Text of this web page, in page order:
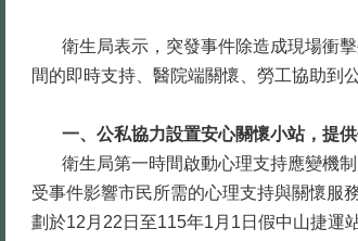
衛生局表示，突發事件除造成現場衝擊
間的即時支持、醫院端關懷、勞工協助到
一、公私協力設置安心關懷小站，提供
衛生局第一時間啟動心理支持應變機制
受事件影響市民所需的心理支持與關懷服
劃於12月22日至115年1月1日假中山捷運